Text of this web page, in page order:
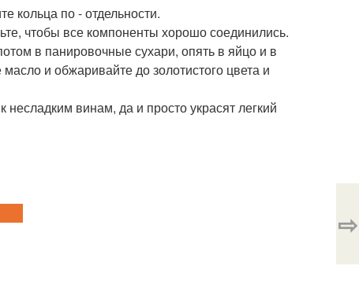
кольца по - отдельности.
чтобы все компоненты хорошо соединились.
в панировочные сухари, опять в яйцо и в
и обжаривайте до золотистого цвета и
винам, да и просто украсят легкий
⇨